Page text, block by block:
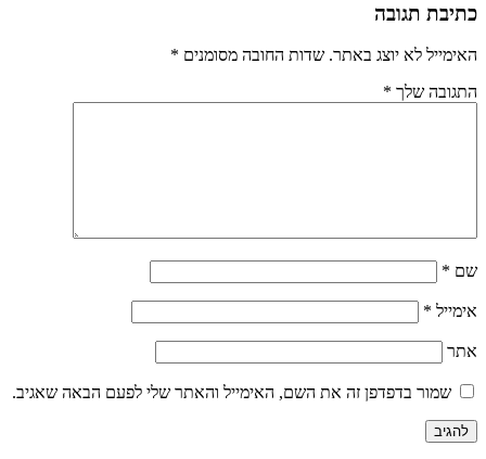
כתיבת תגובה
האימייל לא יוצג באתר. שדות החובה מסומנים *
התגובה שלך *
שם *
אימייל *
אתר
שמור בדפדפן זה את השם, האימייל והאתר שלי לפעם הבאה שאגיב.